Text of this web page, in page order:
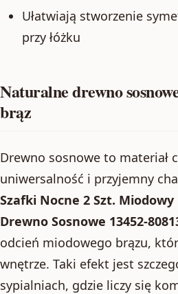
Ułatwiają stworzenie
przy łóżku
Naturalne drewno
brąz
Drewno sosnowe to materiał
uniwersalność i przyjemny
Szafki Nocne 2 Szt. Miodowy
Drewno Sosnowe 13452-
odcień miodowego brązu,
wnętrze. Taki efekt jest
sypialniach, gdzie liczy się